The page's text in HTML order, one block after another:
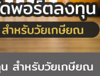
สำหรับวัยเกษียณ